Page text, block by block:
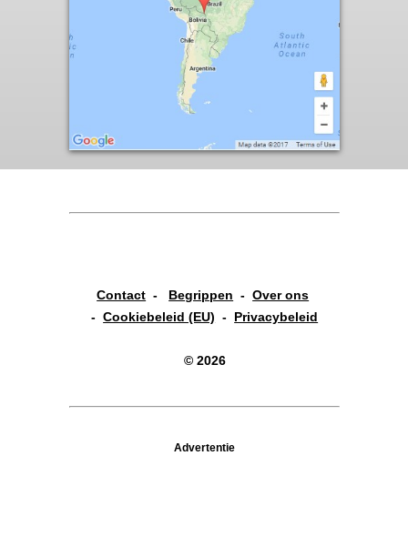
Contact - Begrippen -Over ons
-Cookiebeleid (EU) - Privacybeleid
© 2026
Advertentie